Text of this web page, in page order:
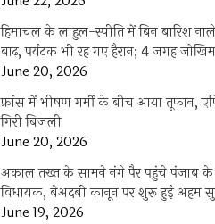
हिमाचल के लाहुल-स्पीति में बिन बारिश
बाढ़, पर्यटक भी रह गए हैरान; 4 जगह
June 20, 2026
फ्रांस में भीषण गर्मी के बीच आया तूफान,
गिरी बिजली
June 20, 2026
अकाल तख्त के सामने नंगे पैर पहुंचे पंजाब के
विधायक, बेअदबी कानून पर शुरू हुई अहम
June 19, 2026